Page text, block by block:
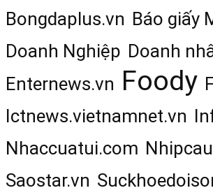
Bongdaplus.vn Báo giấy
Doanh Nghiệp Doanh
Enternews.vn Foody
Ictnews.vietnamnet.vn
Nhaccuatui.com
Saostar.vn